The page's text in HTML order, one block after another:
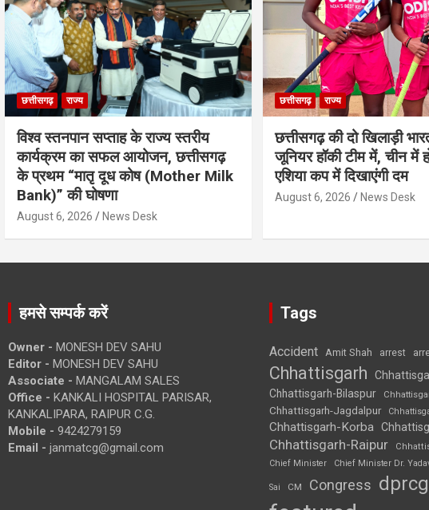
छत्तीसगढ़ राज्य
विश्व स्तनपान सप्ताह के राज्य स्तरीय
कार्यक्रम का सफल आयोजन, छत्तीसगढ़
के प्रथम “मातृ दूध कोष (Mother Milk
Bank)” की घोषणा
August 6, 2026 News Desk
छत्तीसगढ़ राज्य
छत्तीसगढ़ की दो खिलाड़ी
जूनियर हॉकी टीम में, चीन में
एशिया कप में दिखाएंगी दम
August 6, 2026 News Desk
हमसे सम्पर्क करें
Owner - MONESH DEV SAHU
Editor - MONESH DEV SAHU
Associate - MANGALAM SALES
Office - KANKALI HOSPITAL PARISAR,
KANKALIPARA, RAIPUR C.G.
Mobile - 9424279159
Email - janmatcg@gmail.com
Tags
Accident Amit Shah arrest
Chhattisgarh
Chhattisgarh-Bilaspur
Chhattisgarh-Jagdalpur
Chhattisgarh-Korba
Chhattisgarh-Raipur
Chief Minister
Chief Minister Dr.
Sai CM Congress dprcg